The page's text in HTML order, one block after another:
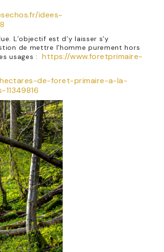
idees-
L’objectif est d’y laisser s’y
de mettre l’homme purement hors
usages :https://www.foretprimaire-
de-foret-primaire-a-la-